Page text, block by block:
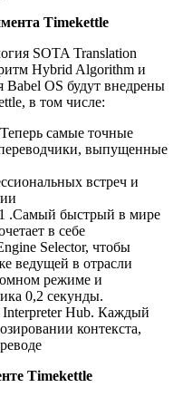
Timekettle
SOTA Translation
Hybrid Algorithm и
OS будут внедрены
в том числе:
самые точные
выпущенные
встреч и
.Самый быстрый в мире
в себе
Selector, чтобы
ведущей в отрасли
режиме и
0,2 секунды.
Hub. Каждый
контекста,
Timekettle